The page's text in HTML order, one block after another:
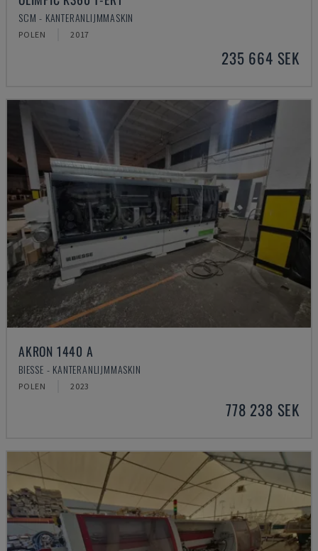
SCM - KANTERANLIJMMASKIN
POLEN 2017
235 664 SEK
AKRON 1440 A
BIESSE - KANTERANLIJMMASKIN
POLEN 2023
778 238 SEK